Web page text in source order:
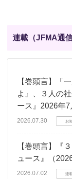
連載（JFMA通信
【巻頭言】「
よ』、３人の
ース』2026年7
2026.07.30 お
【巻頭言】『
ュース』（
2026.07.02 連